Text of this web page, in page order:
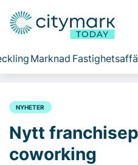
Marknad
NYHETER
Nytt
coworking